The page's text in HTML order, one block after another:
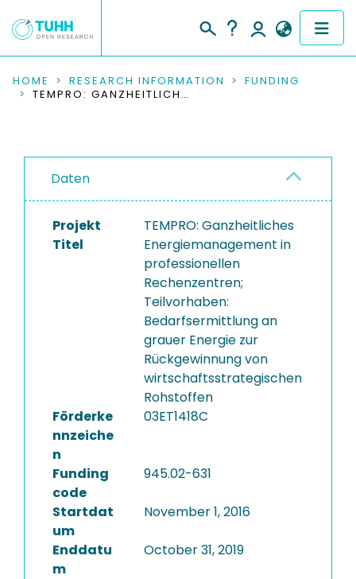
COMMUNITIES & COLLECTIONS
RESEARCH DATA
INSTITUTIONS
HOME RESEARCH INFORMATION
FUNDING
TEMPRO: GANZHEITLICHES ENERGIEMANAGEMENT IN PROFESSIONELLEN RECHENZENTREN; TEILVORHABEN: BEDARFSERMITTLUNG AN GRAUER ENERGIE ZUR RÜCKGEWINNUNG VON WIRTSCHAFTSSTRATEGISCHEN ROHSTOFFEN
Daten
Projekt
Titel
TEMPRO: Ganzheitliches
Energiemanagement in
professionellen
Rechenzentren;
Teilvorhaben:
Bedarfsermittlung an
grauer Energie zur
Rückgewinnung von
wirtschaftsstrategischen
Rohstoffen
Förderke
nnzeiche
n
03ET1418C
Funding
code
945.02-631
Startdat
um
November 1, 2016
Enddatu
m
October 31, 2019